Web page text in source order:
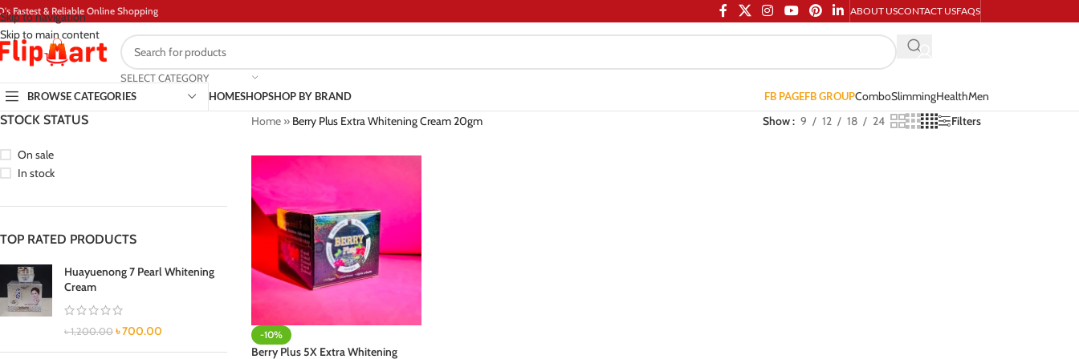
Skip to navigation
Skip to main content
Fastest & Reliable Online Shopping ABOUT USCONTACT USFAQS
SELECT CATEGORY
BROWSE CATEGORIES
HOMESHOPSHOP BY BRAND FB PAGEFB GROUPComboSlimmingHealthMen
STOCK STATUS
On sale
In stock
TOP RATED PRODUCTS
Huayuenong 7 Pearl Whitening
Cream
৳1,200.00 ৳700.00
Home» Berry Plus Extra Whitening Cream 20gm Show 9 12 18 24 Filters
-10%
Berry Plus 5X Extra Whitening